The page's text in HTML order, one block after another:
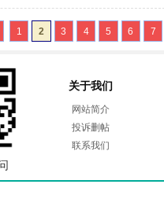
1 2 3 4 5 6 7
关于我们
网站简介
投诉删帖
联系我们